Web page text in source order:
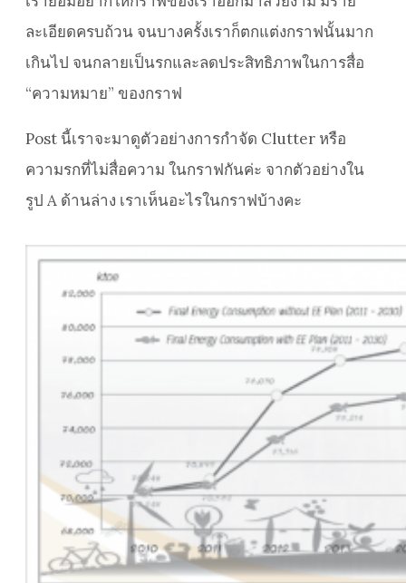
ละเอียดครบถ้วน จนบางครั้งเราก็ตกแต่งกราฟนั้นมาก
เกินไป จนกลายเป็นรกและลดประสิทธิภาพในการสื่อ
“ความหมาย” ของกราฟ
Post นี้เราจะมาดูตัวอย่างการกำจัด Clutter หรือ
ความรกที่ไม่สื่อความ ในกราฟกันค่ะ จากตัวอย่างใน
รูป A ด้านล่าง เราเห็นอะไรในกราฟบ้างคะ